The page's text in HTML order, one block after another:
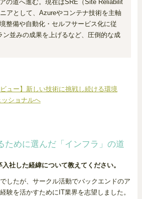
の道へ進む。現在はSRE（Site Reliabilit
アとして、Azureやコンテナ技術を主軸
整備や自動化・セルフサービス化に従
ン並みの成果を上げるなど、圧倒的な成
ビュー】新しい技術に挑戦し続ける環境
ショナルへ
ために選んだ「インフラ」の道
社した経緯について教えてください。
したが、サークル活動でバックエンドのア
験を活かすためにIT業界を志望しました。